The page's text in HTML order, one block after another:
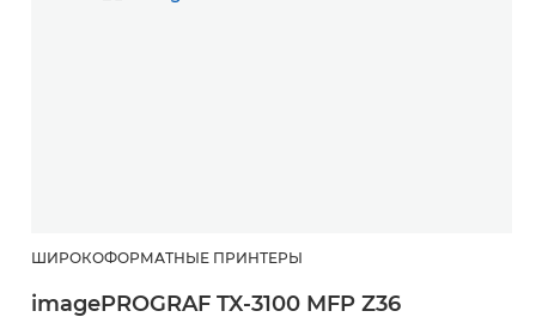
ШИРОКОФОРМАТНЫЕ ПРИНТЕРЫ
imagePROGRAF TX-3100 MFP Z36